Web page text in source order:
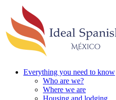
Everything you need to know
Who are we?
Where we are
Housing and lodging